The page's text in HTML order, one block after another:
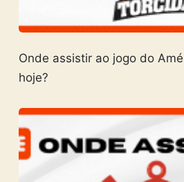
Onde assistir ao jogo do
hoje?